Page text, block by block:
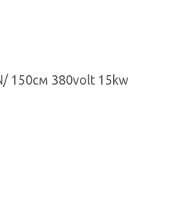
150см 380volt 15kw